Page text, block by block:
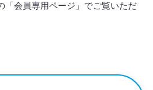
「会員専用ページ」でご覧いただ